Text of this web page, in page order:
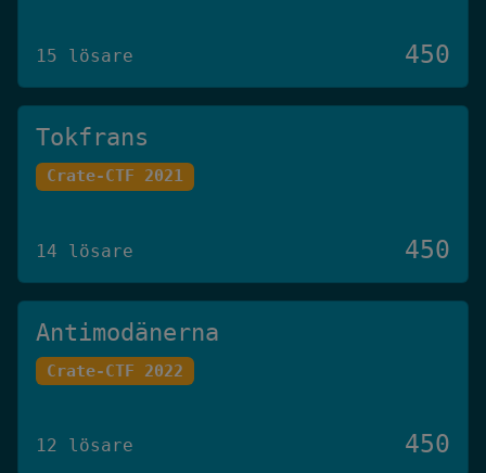
15 lösare 450
Tokfrans
Crate-CTF 2021
14 lösare 450
Antimodänerna
Crate-CTF 2022
12 lösare 450